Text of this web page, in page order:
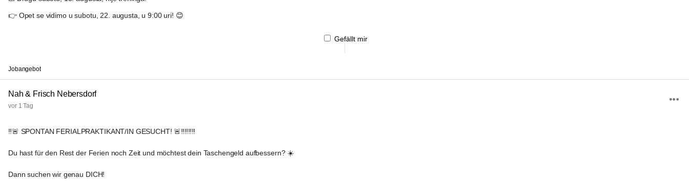
👉 Opet se vidimo u subotu, 22. augusta, u 9:00 uri! 😊
Gefällt mir
Jobangebot
Nah & Frisch Nebersdorf
vor 1 Tag
‼️🚨 SPONTAN FERIALPRAKTIKANT/IN GESUCHT! 🚨‼️‼️‼️‼️
Du hast für den Rest der Ferien noch Zeit und möchtest dein Taschengeld aufbessern? ☀️
Dann suchen wir genau DICH!